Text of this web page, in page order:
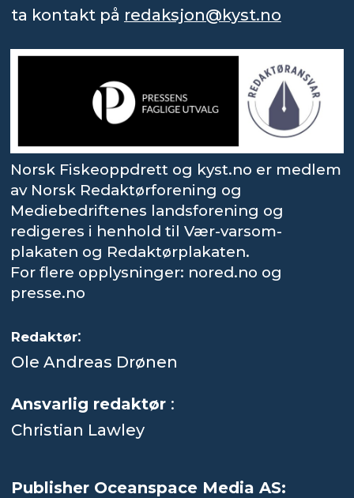
ta kontakt på redaksjon@kyst.no
Norsk Fiskeoppdrett og kyst.no er medlem
av Norsk Redaktørforening og
Mediebedriftenes landsforening og
redigeres i henhold til Vær-varsom-
plakaten og Redaktørplakaten.
For flere opplysninger: nored.no og
presse.no
Redaktør:
Ole Andreas Drønen
Ansvarlig redaktør :
Christian Lawley
Publisher Oceanspace Media AS: